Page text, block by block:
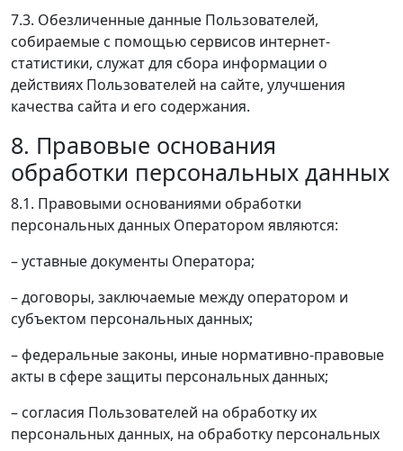
7.3. Обезличенные данные Пользователей,
собираемые с помощью сервисов интернет-
статистики, служат для сбора информации о
действиях Пользователей на сайте, улучшения
качества сайта и его содержания.
8. Правовые основания
обработки персональных данных
8.1. Правовыми основаниями обработки
персональных данных Оператором являются:
– уставные документы Оператора;
– договоры, заключаемые между оператором и
субъектом персональных данных;
– федеральные законы, иные нормативно-правовые
акты в сфере защиты персональных данных;
– согласия Пользователей на обработку их
персональных данных, на обработку персональных